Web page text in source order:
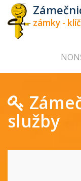
zámky -
služby